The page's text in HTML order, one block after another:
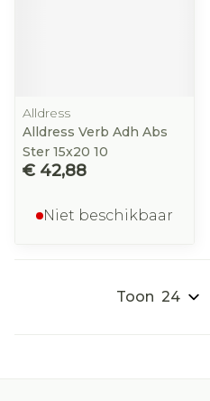
Alldress
Alldress Verb Adh Abs
Ster 15x20 10
€ 42,88
Niet beschikbaar
Toon